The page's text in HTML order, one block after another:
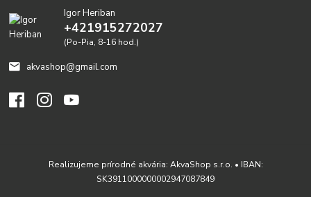
Igor Heriban
+421915272027
(Po-Pia, 8-16 hod.)
akvashop@gmail.com
Realizujeme prírodné akvária: AkvaShop s.r.o. • IBAN:
SK3911000000002947087849